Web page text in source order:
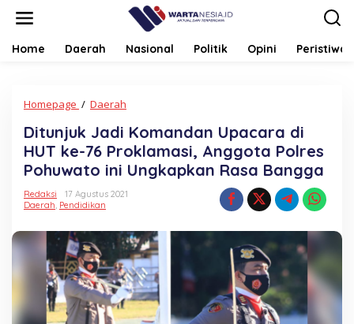
Home Daerah Nasional Politik Opini Peristiwa
Homepage / Daerah
Komandan
Upacara
di
HUT
ke-
Anggota
Polres
Pohuwato
ini
Ungkapkan
Rasa
Bangga
Ditunjuk Jadi Komandan Upacara di
HUT ke-76 Proklamasi, Anggota Polres
Pohuwato ini Ungkapkan Rasa Bangga
Redaksi
17 Agustus 2021
Daerah, Pendidikan